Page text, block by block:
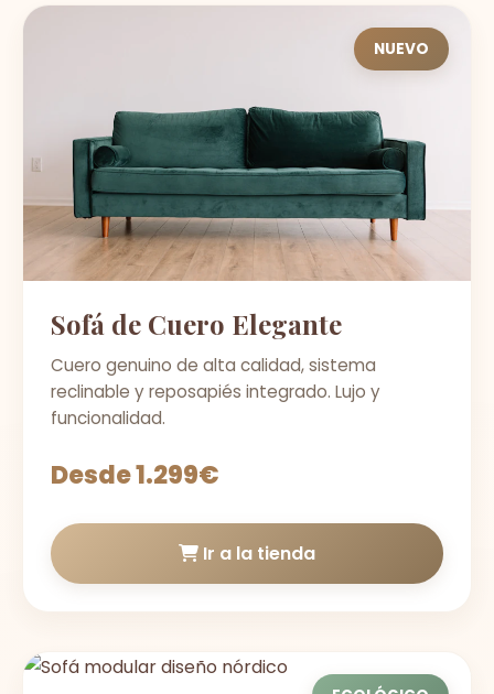
NUEVO
Sofá de Cuero Elegante
Cuero genuino de alta calidad, sistema
reclinable y reposapiés integrado. Lujo y
funcionalidad.
Desde 1.299€
Ir a la tienda